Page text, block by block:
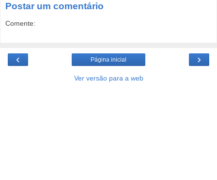
Postar um comentário
Comente:
‹ ›
Página inicial
Ver versão para a web